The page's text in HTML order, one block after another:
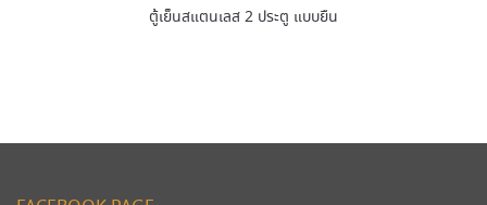
ตู้เย็นสแตนเลส 2 ประตู แบบยืน